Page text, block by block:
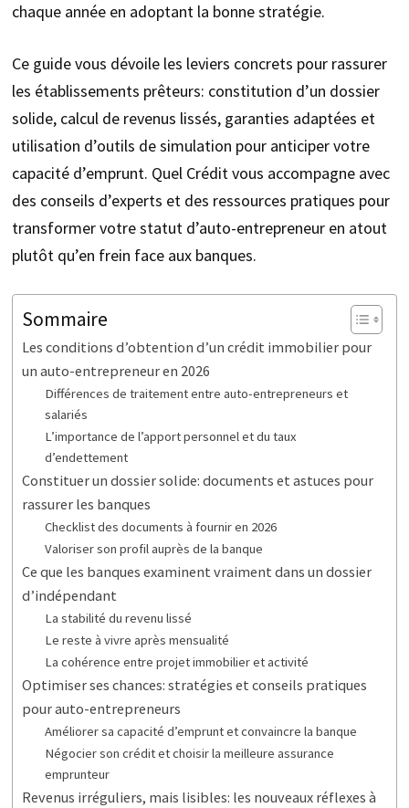
chaque année en adoptant la bonne stratégie.
Ce guide vous dévoile les leviers concrets pour rassurer
les établissements prêteurs: constitution d’un dossier
solide, calcul de revenus lissés, garanties adaptées et
utilisation d’outils de simulation pour anticiper votre
capacité d’emprunt. Quel Crédit vous accompagne avec
des conseils d’experts et des ressources pratiques pour
transformer votre statut d’auto-entrepreneur en atout
plutôt qu’en frein face aux banques.
Sommaire
Les conditions d’obtention d’un crédit immobilier pour
un auto-entrepreneur en 2026
Différences de traitement entre auto-entrepreneurs et
salariés
L’importance de l’apport personnel et du taux
d’endettement
Constituer un dossier solide: documents et astuces pour
rassurer les banques
Checklist des documents à fournir en 2026
Valoriser son profil auprès de la banque
Ce que les banques examinent vraiment dans un dossier
d’indépendant
La stabilité du revenu lissé
Le reste à vivre après mensualité
La cohérence entre projet immobilier et activité
Optimiser ses chances: stratégies et conseils pratiques
pour auto-entrepreneurs
Améliorer sa capacité d’emprunt et convaincre la banque
Négocier son crédit et choisir la meilleure assurance
emprunteur
Revenus irréguliers, mais lisibles: les nouveaux réflexes à